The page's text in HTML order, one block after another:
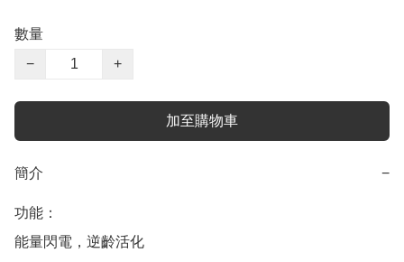
數量
−
+
加至購物車
簡介 −
功能：
能量閃電，逆齡活化